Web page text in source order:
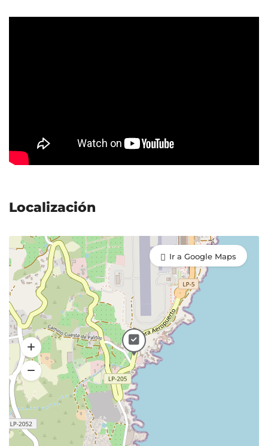
Localización
Ir a Google Maps